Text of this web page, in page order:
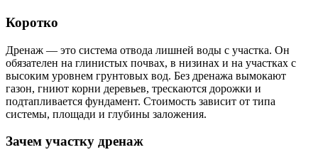
Коротко
Дренаж — это система отвода лишней воды с участка. Он
обязателен на глинистых почвах, в низинах и на участках с
высоким уровнем грунтовых вод. Без дренажа вымокают
газон, гниют корни деревьев, трескаются дорожки и
подтапливается фундамент. Стоимость зависит от типа
системы, площади и глубины заложения.
Зачем участку дренаж